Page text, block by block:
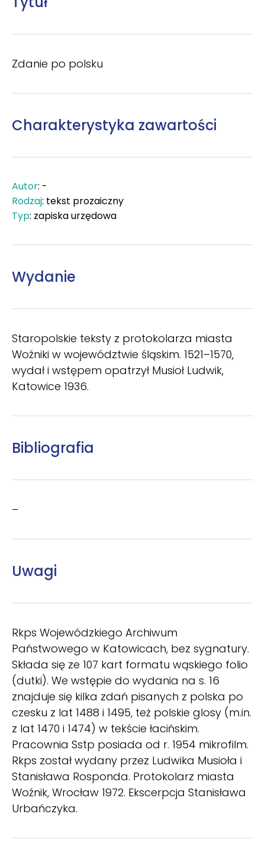
Zdanie po polsku
Charakterystyka zawartości
Autor: -
Rodzaj: tekst prozaiczny
Typ: zapiska urzędowa
Wydanie
Staropolskie teksty z protokolarza miasta
Woźniki w województwie śląskim. 1521–1570,
wydał i wstępem opatrzył Musioł Ludwik,
Katowice 1936.
Bibliografia
–
Uwagi
Rkps Wojewódzkiego Archiwum
Państwowego w Katowicach, bez sygnatury.
Składa się ze 107 kart formatu wąskiego folio
(dutki). We wstępie do wydania na s. 16
znajduje się kilka zdań pisanych z polska po
czesku z lat 1488 i 1495, też polskie glosy (m.in.
z lat 1470 i 1474) w tekście łacińskim.
Pracownia Sstp posiada od r. 1954 mikrofilm.
Rkps został wydany przez Ludwika Musioła i
Stanisława Rosponda. Protokolarz miasta
Woźnik, Wrocław 1972. Ekscerpcja Stanisława
Urbańczyka.